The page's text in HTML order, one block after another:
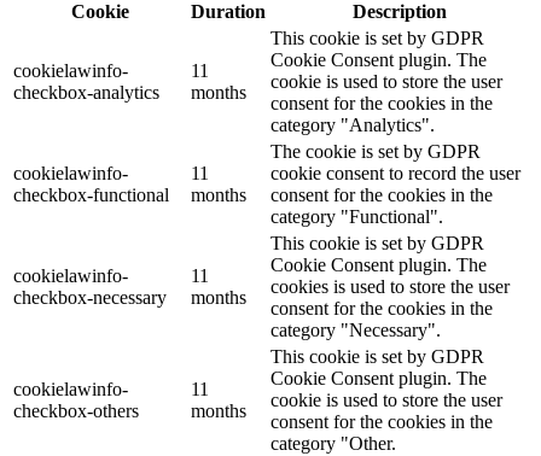
Cookie
Duration Description
cookielawinfo-
checkbox-analytics
11
months
This cookie is set by GDPR
Cookie Consent plugin. The
cookie is used to store the user
consent for the cookies in the
category "Analytics".
cookielawinfo-
checkbox-functional
11
months
The cookie is set by GDPR
cookie consent to record the user
consent for the cookies in the
category "Functional".
cookielawinfo-
checkbox-necessary
11
months
This cookie is set by GDPR
Cookie Consent plugin. The
cookies is used to store the user
consent for the cookies in the
category "Necessary".
cookielawinfo-
checkbox-others
11
months
This cookie is set by GDPR
Cookie Consent plugin. The
cookie is used to store the user
consent for the cookies in the
category "Other.